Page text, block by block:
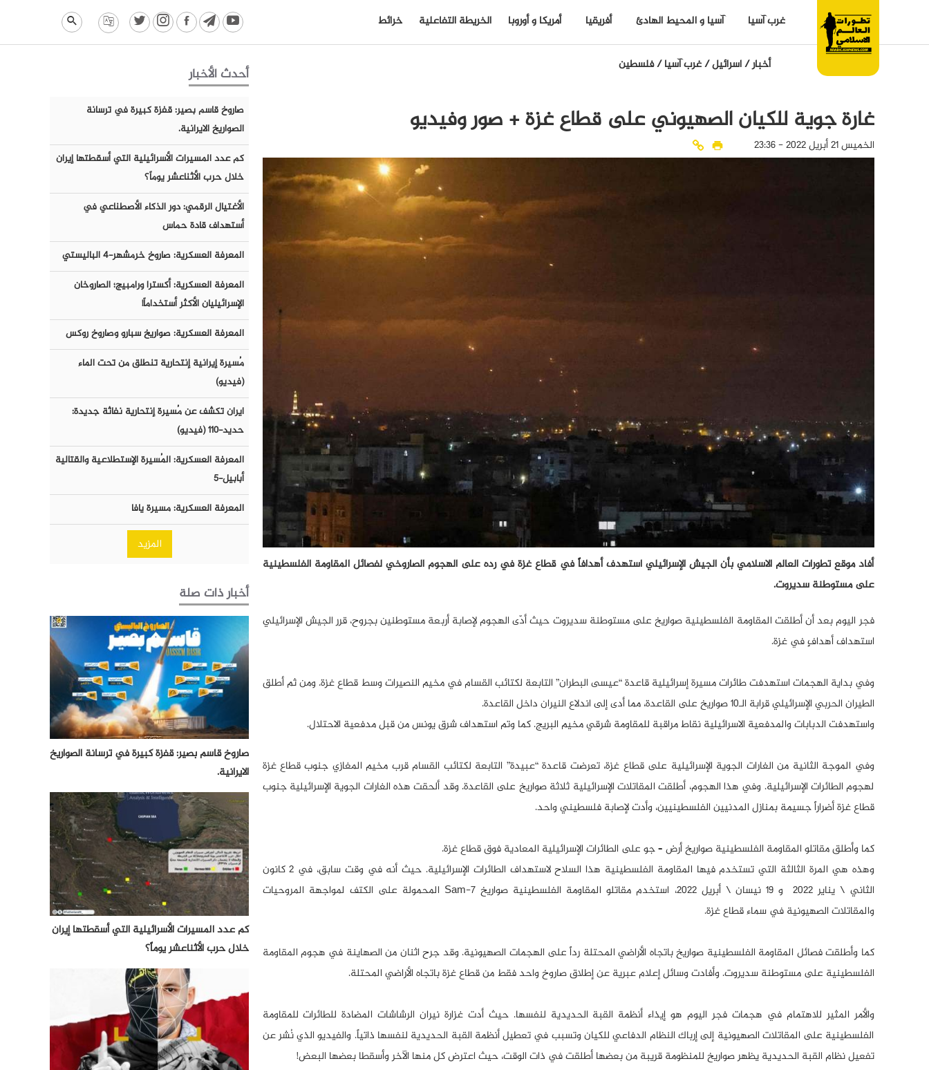
غرب آسيا آسيا و المحيط الهادئ أفريقيا أمريكا و أوروبا الخريطة التفاعلية خرائط
أخبار/اسرائيل/غرب آسيا/فلسطين
غارة جوية للكيان الصهيوني على قطاع غزة + صور وفيديو
الخميس 21 أبريل 2022 - 23:36
أفاد موقع تطورات العالم الاسلامي بأن الجيش الإسرائيلي استهدف أهدافاً في قطاع غزة في رده على الهجوم الصاروخي لفصائل المقاومة الفلسطينية
على مستوطنة سديروت.
فجر اليوم بعد أن أطلقت المقاومة الفلسطينية صواريخ على مستوطنة سديروت حيث أدّى الهجوم لإصابة أربعة مستوطنين بجروح، قرر الجيش الإسرائيلي
استهداف أهدافٍ في غزة.
وفي بداية الهجمات استهدفت طائرات مسيرة إسرائيلية قاعدة “عيسى البطران” التابعة لكتائب القسام في مخيم النصيرات وسط قطاع غزة. ومن ثم أطلق
الطيران الحربي الإسرائيلي قرابة الـ10 صواريخ على القاعدة، مما أدى إلى اندلاع النيران داخل القاعدة.
واستهدفت الدبابات والمدفعية الاسرائيلية نقاط مراقبة للمقاومة شرقي مخيم البريج. كما وتم استهداف شرق يونس من قبل مدفعية الاحتلال.
وفي الموجة الثانية من الغارات الجوية الإسرائيلية على قطاع غزة، تعرضت قاعدة “عبيدة” التابعة لكتائب القسام قرب مخيم المغازي جنوب قطاع غزة
لهجوم الطائرات الإسرائيلية. وفي هذا الهجوم، أطلقت المقاتلات الإسرائيلية ثلاثة صواريخ على القاعدة. وقد ألحقت هذه الغارات الجوية الإسرائيلية جنوب
قطاع غزة أضراراً جسيمة بمنازل المدنيين الفلسطينيين، وأدت لإصابة فلسطيني واحد.
كما وأطلق مقاتلو المقاومة الفلسطينية صواريخ أرض – جو على الطائرات الإسرائيلية المعادية فوق قطاع غزة.
وهذه هي المرة الثالثة التي تستخدم فيها المقاومة الفلسطينية هذا السلاح لاستهداف الطائرات الإسرائيلية. حيث أنه في وقت سابق، في 2 كانون
الثاني \ يناير 2022 و 19 نيسان \ أبريل 2022، استخدم مقاتلو المقاومة الفلسطينية صواريخ Sam-7 المحمولة على الكتف لمواجهة المروحيات
والمقاتلات الصهيونية في سماء قطاع غزة.
كما وأطلقت فصائل المقاومة الفلسطينية صواريخ باتجاه الأراضي المحتلة رداً على الهجمات الصهيونية. وقد جرح اثنان من الصهاينة في هجوم المقاومة
الفلسطينية على مستوطنة سديروت. وأفادت وسائل إعلام عبرية عن إطلاق صاروخ واحد فقط من قطاع غزة باتجاه الأراضي المحتلة.
والأمر المثير للاهتمام في هجمات فجر اليوم هو إيذاء أنظمة القبة الحديدية لنفسها. حيث أدت غزارة نيران الرشاشات المضادة للطائرات للمقاومة
الفلسطينية على المقاتلات الصهيونية إلى إرباك النظام الدفاعي للكيان وتسبب في تعطيل أنظمة القبة الحديدية لنفسها ذاتياً. والفيديو الذي نُشر عن
تفعيل نظام القبة الحديدية يظهر صواريخ للمنظومة قريبة من بعضها أطلقت في ذات الوقت، حيث اعترض كل منها الآخر وأسقطا بعضها البعض!
أحدث الأخبار
صاروخ قاسم بصير: قفزة كبيرة في ترسانة
الصواريخ الايرانية.
كم عدد المسيرات الأسرائيلية التي أسقطتها إيران
خلال حرب الأثناعشر يوماً؟
الأغتيال الرقمي: دور الذكاء الأصطناعي في
أستهداف قادة حماس
المعرفة العسكرية: صاروخ خرمشهر-٤ الباليستي
المعرفة العسكرية: أكسترا ورامبيج؛ الصاروخان
الإسرائيليان الأكثر أستخداماً!
المعرفة العسكرية: صواريخ سبارو وصاروخ روكس
مُسيرة إيرانية إنتحارية تنطلق من تحت الماء
(فيديو)
ايران تكشف عن مُسيرة إنتحارية نفاثة جديدة:
حديد-١١٠ (فيديو)
المعرفة العسكرية: المُسيرة الإستطلاعية والقتالية
أبابيل-٥
المعرفة العسكرية: مسيرة يافا
المزيد
أخبار ذات صلة
صاروخ قاسم بصير: قفزة كبيرة في ترسانة الصواريخ
الايرانية.
كم عدد المسيرات الأسرائيلية التي أسقطتها إيران
خلال حرب الأثناعشر يوماً؟